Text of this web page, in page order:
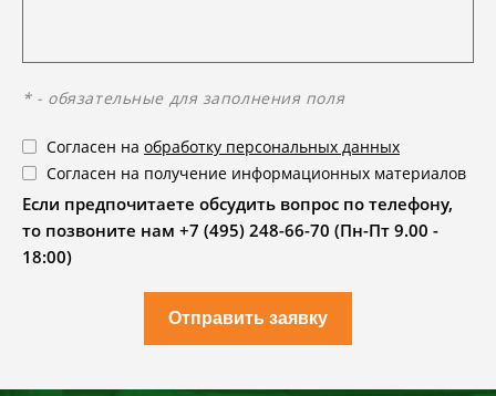
* - обязательные для заполнения поля
Согласен на обработку персональных данных
Согласен на получение информационных материалов
Если предпочитаете обсудить вопрос по телефону,
то позвоните нам +7 (495) 248-66-70 (Пн-Пт 9.00 -
18:00)
Отправить заявку